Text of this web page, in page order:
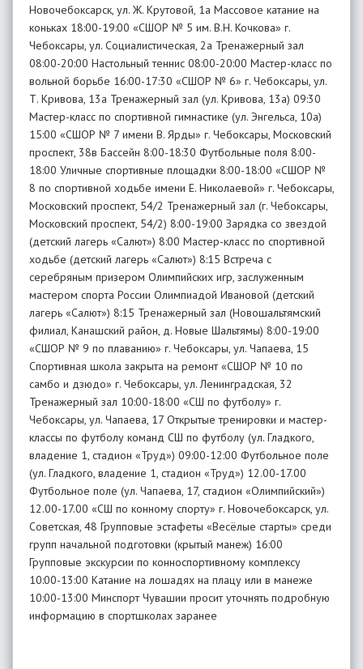
Новочебоксарск, ул. Ж. Крутовой, 1а Массовое катание на
коньках 18:00-19:00 «СШОР № 5 им. В.Н. Кочкова» г.
Чебоксары, ул. Социалистическая, 2а Тренажерный зал
08:00-20:00 Настольный теннис 08:00-20:00 Мастер-класс по
вольной борьбе 16:00-17:30 «СШОР № 6» г. Чебоксары, ул.
Т. Кривова, 13а Тренажерный зал (ул. Кривова, 13а) 09:30
Мастер-класс по спортивной гимнастике (ул. Энгельса, 10а)
15:00 «СШОР № 7 имени В. Ярды» г. Чебоксары, Московский
проспект, 38в Бассейн 8:00-18:30 Футбольные поля 8:00-
18:00 Уличные спортивные площадки 8:00-18:00 «СШОР №
8 по спортивной ходьбе имени Е. Николаевой» г. Чебоксары,
Московский проспект, 54/2 Тренажерный зал (г. Чебоксары,
Московский проспект, 54/2) 8:00-19:00 Зарядка со звездой
(детский лагерь «Салют») 8:00 Мастер-класс по спортивной
ходьбе (детский лагерь «Салют») 8:15 Встреча с
серебряным призером Олимпийских игр, заслуженным
мастером спорта России Олимпиадой Ивановой (детский
лагерь «Салют») 8:15 Тренажерный зал (Новошальтямский
филиал, Канашский район, д. Новые Шальтямы) 8:00-19:00
«СШОР № 9 по плаванию» г. Чебоксары, ул. Чапаева, 15
Спортивная школа закрыта на ремонт «СШОР № 10 по
самбо и дзюдо» г. Чебоксары, ул. Ленинградская, 32
Тренажерный зал 10:00-18:00 «СШ по футболу» г.
Чебоксары, ул. Чапаева, 17 Открытые тренировки и мастер-
классы по футболу команд СШ по футболу (ул. Гладкого,
владение 1, стадион «Труд») 09:00-12:00 Футбольное поле
(ул. Гладкого, владение 1, стадион «Труд») 12.00-17.00
Футбольное поле (ул. Чапаева, 17, стадион «Олимпийский»)
12.00-17.00 «СШ по конному спорту» г. Новочебоксарск, ул.
Советская, 48 Групповые эстафеты «Весёлые старты» среди
групп начальной подготовки (крытый манеж) 16:00
Групповые экскурсии по конноспортивному комплексу
10:00-13:00 Катание на лошадях на плацу или в манеже
10:00-13:00 Минспорт Чувашии просит уточнять подробную
информацию в спортшколах заранее